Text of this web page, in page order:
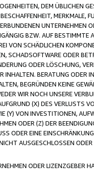
DEM ÜBLICHEN
UNTERNEHMEN
BZW. AUF
VON SCHÄDLICHEN
SCHADSOFTWARE ODER
ODER LÖSCHUNG,
BERATUNG ODER
BEGRÜNDEN KEINE
WIR NOCH UNSERE
(X) DES VERLUSTS
(Y) VON INVESTITIONEN,
ODER (Z) DER
ODER EINE
AUSGESCHLOSSEN
ODER LIZENZGEBER